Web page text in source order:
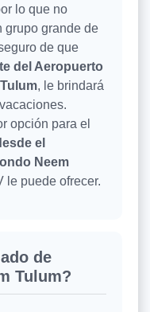
lo que no
grupo grande de
de que
del Aeropuerto
, le brindará
opción para el
el
Neem
le puede ofrecer.
de
Tulum?